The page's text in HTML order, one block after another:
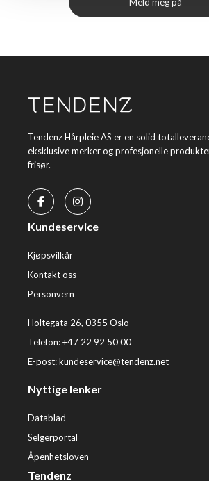
Tendenz Hårpleie AS er en solid
eksklusive merker og profesjonelle
frisør.
Kundeservice
Kjøpsvilkår
Kontakt oss
Personvern
Holtegata 26, 0355 Oslo
Telefon: +47 22 92 50 00
E-post:kundeservice@tendenz.net
Nyttige lenker
Datablad
Selgerportal
Åpenhetsloven
Tendenz